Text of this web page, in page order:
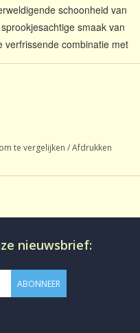
schoonheid van
smaak van
verfrissende combinatie met
pepermunt,
te vergelijken /Afdrukken
nieuwsbrief:
ABONNEER